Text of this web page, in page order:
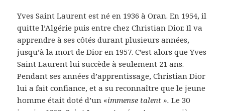
Yves Saint Laurent est né en 1936 à Oran. En 1954, il
quitte l’Algérie puis entre chez Christian Dior. Il va
apprendre à ses côtés durant plusieurs années,
jusqu’à la mort de Dior en 1957. C’est alors que Yves
Saint Laurent lui succède à seulement 21 ans.
Pendant ses années d’apprentissage, Christian Dior
lui a fait confiance, et a su reconnaître que le jeune
homme était doté d’un «immense talent ».Le 30